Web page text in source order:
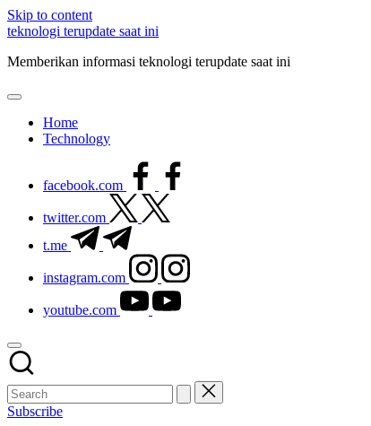
Skip to content
teknologi terupdate saat ini
Memberikan informasi teknologi terupdate saat ini
Home
Technology
facebook.com
twitter.com
t.me
instagram.com
youtube.com
Subscribe